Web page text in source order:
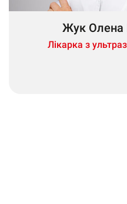
Жук Олена
Лікарка з